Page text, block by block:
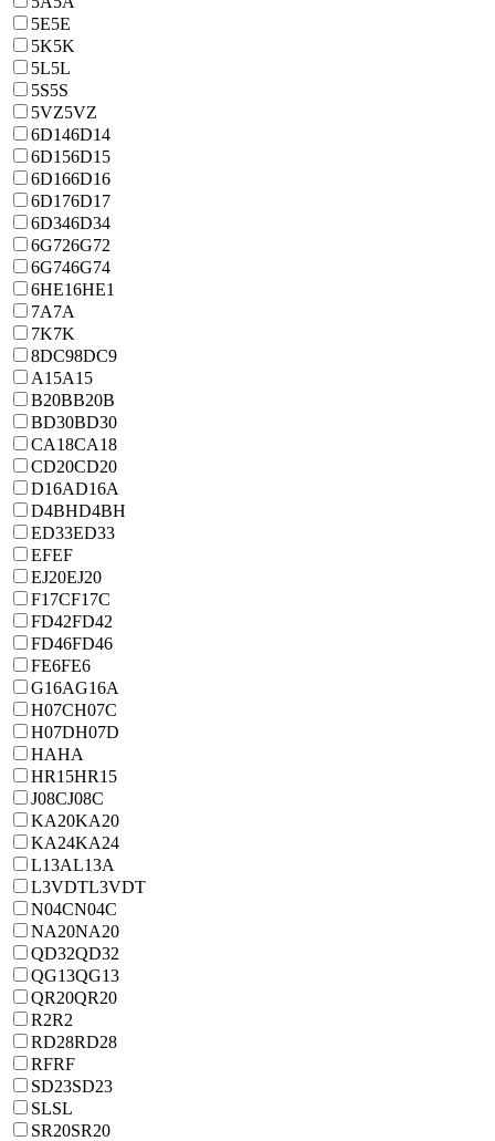
5E5E
5K5K
5L5L
5S5S
5VZ5VZ
6D146D14
6D156D15
6D166D16
6D176D17
6D346D34
6G726G72
6G746G74
6HE16HE1
7A7A
7K7K
8DC98DC9
A15A15
B20BB20B
BD30BD30
CA18CA18
CD20CD20
D16AD16A
D4BHD4BH
ED33ED33
EFEF
EJ20EJ20
F17CF17C
FD42FD42
FD46FD46
FE6FE6
G16AG16A
H07CH07C
H07DH07D
HAHA
HR15HR15
J08CJ08C
KA20KA20
KA24KA24
L13AL13A
L3VDTL3VDT
N04CN04C
NA20NA20
QD32QD32
QG13QG13
QR20QR20
R2R2
RD28RD28
RFRF
SD23SD23
SLSL
SR20SR20